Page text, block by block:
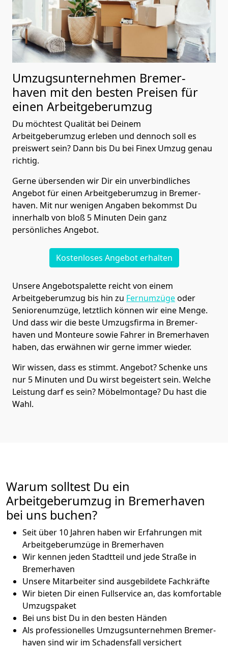
Umzugsunternehmen Bremer­
haven mit den besten Preisen für
einen Arbeitgeberumzug
Du möchtest Qualität bei Deinem
Arbeitgeberumzug erleben und dennoch soll es
preiswert sein? Dann bis Du bei Finex Umzug genau
richtig.
Gerne übersenden wir Dir ein unverbindliches
Angebot für einen Arbeitgeberumzug in Bremer­
haven. Mit nur wenigen Angaben bekommst Du
innerhalb von bloß 5 Minuten Dein ganz
persönliches Angebot.
Kostenloses Angebot erhalten
Unsere Angebotspalette reicht von einem
Arbeitgeberumzug bis hin zu Fernumzügeoder
Seniorenumzüge, letztlich können wir eine Menge.
Und dass wir die beste Umzugsfirma in Bremer­
haven und Monteure sowie Fahrer in Bremer­haven
haben, das erwähnen wir gerne immer wieder.
Wir wissen, dass es stimmt. Angebot? Schenke uns
nur 5 Minuten und Du wirst begeistert sein. Welche
Leistung darf es sein? Möbelmontage? Du hast die
Wahl.
Warum solltest Du ein
Arbeitgeberumzug in Bremer­haven
bei uns buchen?
Seit über 10 Jahren haben wir Erfahrungen mit
Arbeitgeberumzüge in Bremer­haven
Wir kennen jeden Stadtteil und jede Straße in
Bremer­haven
Unsere Mitarbeiter sind ausgebildete Fachkräfte
Wir bieten Dir einen Fullservice an, das komfortable
Umzugspaket
Bei uns bist Du in den besten Händen
Als professionelles Umzugsunternehmen Bremer­
haven sind wir im Schadensfall versichert